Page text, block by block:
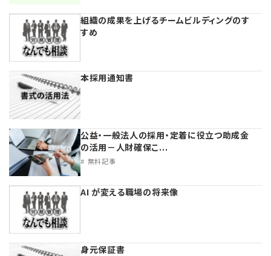
組織の成果を上げるチームビルディングのす
すめ
本採用通知書
公益・一般法人の採用・定着に役立つ助成金
の活用－人財確保こ...
無料記事
AI が変える職場の将来像
身元保証書